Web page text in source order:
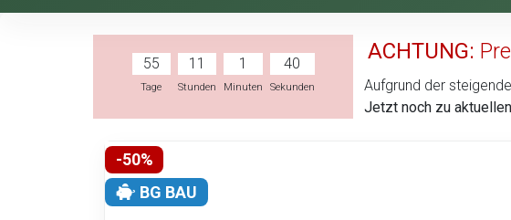
55
Tage
11
Stunden
1
Minuten
39
Sekunden
ACHTUNG:
Aufgrund der
Jetzt noch zu
-50%
BG BAU